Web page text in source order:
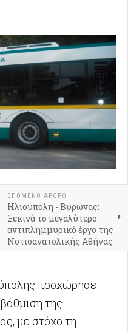
ΕΠΟΜΕΝΟ ΑΡΘΡΟ
Ηλιούπολη - Βύρωνας:
Ξεκινά το μεγαλύτερο
αντιπλημμυρικό έργο της
Νοτιοανατολικής Αθήνας
προχώρησε
της
με στόχο τη